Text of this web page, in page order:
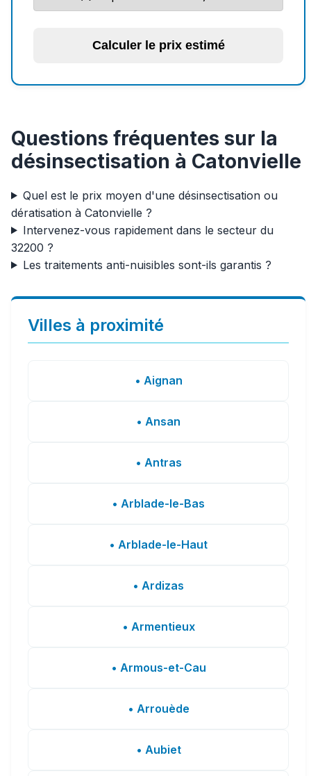
Calculer le prix estimé
Questions fréquentes sur la
désinsectisation à Catonvielle
Quel est le prix moyen d'une désinsectisation ou
dératisation à Catonvielle ?
Intervenez-vous rapidement dans le secteur du
32200 ?
Les traitements anti-nuisibles sont-ils garantis ?
Villes à proximité
• Aignan
• Ansan
• Antras
• Arblade-le-Bas
• Arblade-le-Haut
• Ardizas
• Armentieux
• Armous-et-Cau
• Arrouède
• Aubiet